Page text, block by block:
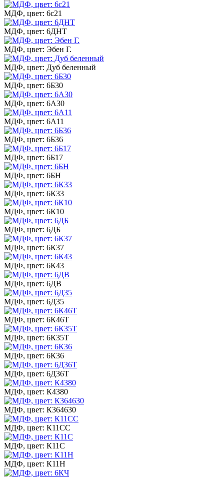
МДФ, цвет: 6с21
МДФ, цвет: 6ДНТ
МДФ, цвет: Эбен Г.
МДФ, цвет: Дуб беленный
МДФ, цвет: 6Б30
МДФ, цвет: 6А30
МДФ, цвет: 6А11
МДФ, цвет: 6Б36
МДФ, цвет: 6Б17
МДФ, цвет: 6БН
МДФ, цвет: 6К33
МДФ, цвет: 6К10
МДФ, цвет: 6ДБ
МДФ, цвет: 6К37
МДФ, цвет: 6К43
МДФ, цвет: 6ДВ
МДФ, цвет: 6Д35
МДФ, цвет: 6К46Т
МДФ, цвет: 6К35Т
МДФ, цвет: 6К36
МДФ, цвет: 6Д36Т
МДФ, цвет: К4380
МДФ, цвет: К364630
МДФ, цвет: К11СС
МДФ, цвет: К11С
МДФ, цвет: К11Н